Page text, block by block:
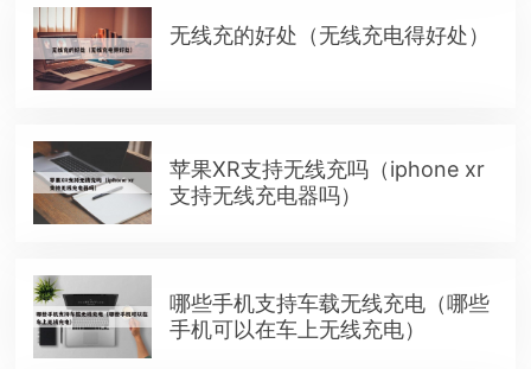
无线充的好处（无线充电得好处）
苹果XR支持无线充吗（iphone xr
支持无线充电器吗）
哪些手机支持车载无线充电（哪些
手机可以在车上无线充电）